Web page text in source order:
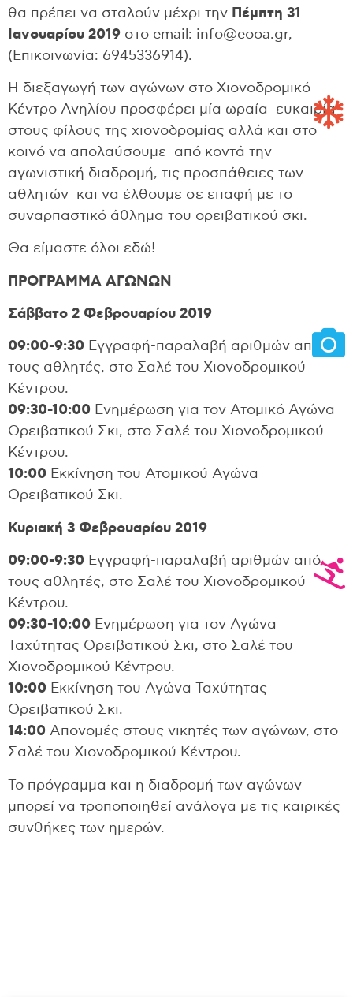
θα πρέπει να σταλούν μέχρι την Πέμπτη 31
Ιανουαρίου 2019 στο email: info@eooa.gr,
(Επικοινωνία: 6945336914).
Η διεξαγωγή των αγώνων στο Χιονοδρομικό
Κέντρο Ανηλίου προσφέρει μία ωραία ευκαιρία
στους φίλους της χιονοδρομίας αλλά και στο
κοινό να απολαύσουμε από κοντά την
αγωνιστική διαδρομή, τις προσπάθειες των
αθλητών και να έλθουμε σε επαφή με το
συναρπαστικό άθλημα του ορειβατικού σκι.
Θα είμαστε όλοι εδώ!
ΠΡΟΓΡΑΜΜΑ ΑΓΩΝΩΝ
Σάββατο 2 Φεβρουαρίου 2019
09:00-9:30 Εγγραφή-παραλαβή αριθμών από
τους αθλητές, στο Σαλέ του Χιονοδρομικού
Κέντρου.
09:30-10:00 Ενημέρωση για τον Ατομικό Αγώνα
Ορειβατικού Σκι, στο Σαλέ του Χιονοδρομικού
Κέντρου.
10:00 Εκκίνηση του Ατομικού Αγώνα
Ορειβατικού Σκι.
Κυριακή 3 Φεβρουαρίου 2019
09:00-9:30 Εγγραφή-παραλαβή αριθμών από
τους αθλητές, στο Σαλέ του Χιονοδρομικού
Κέντρου.
09:30-10:00 Ενημέρωση για τον Αγώνα
Ταχύτητας Ορειβατικού Σκι, στο Σαλέ του
Χιονοδρομικού Κέντρου.
10:00 Εκκίνηση του Αγώνα Ταχύτητας
Ορειβατικού Σκι.
14:00 Απονομές στους νικητές των αγώνων, στο
Σαλέ του Χιονοδρομικού Κέντρου.
Το πρόγραμμα και η διαδρομή των αγώνων
μπορεί να τροποποιηθεί ανάλογα με τις καιρικές
συνθήκες των ημερών.